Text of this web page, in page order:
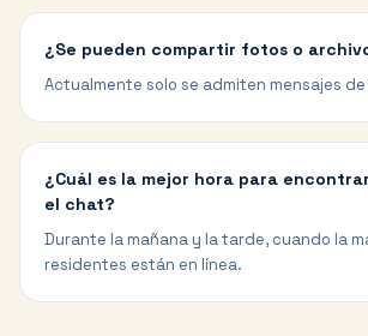
¿Se pueden compartir fotos o
Actualmente solo se admiten mensajes
¿Cuál es la mejor hora para
el chat?
Durante la mañana y la tarde, cuando la
residentes están en línea.